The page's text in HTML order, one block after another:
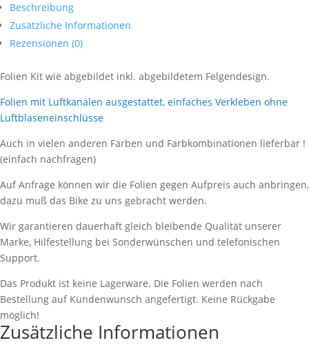
Beschreibung
Zusätzliche Informationen
Rezensionen (0)
Folien Kit wie abgebildet inkl. abgebildetem Felgendesign.
Folien mit Luftkanälen ausgestattet, einfaches Verkleben ohne
Luftblaseneinschlüsse
Auch in vielen anderen Farben und Farbkombinationen lieferbar !
(einfach nachfragen)
Auf Anfrage können wir die Folien gegen Aufpreis auch anbringen,
dazu muß das Bike zu uns gebracht werden.
Wir garantieren dauerhaft gleich bleibende Qualität unserer
Marke, Hilfestellung bei Sonderwünschen und telefonischen
Support.
Das Produkt ist keine Lagerware. Die Folien werden nach
Bestellung auf Kundenwunsch angefertigt. Keine Rückgabe
möglich!
Zusätzliche Informationen